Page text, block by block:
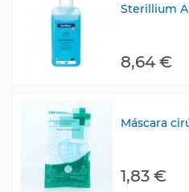
Sterillium
8,64 €
Máscara
1,83 €